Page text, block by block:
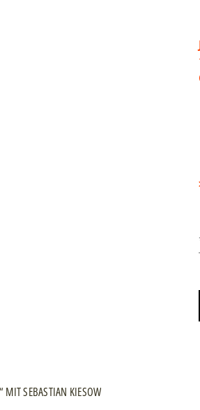
MIT SEBASTIAN KIESOW